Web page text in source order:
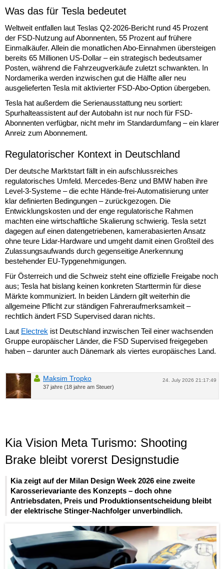
Was das für Tesla bedeutet
Weltweit entfallen laut Teslas Q2-2026-Bericht rund 45 Prozent
der FSD-Nutzung auf Abonnenten, 55 Prozent auf frühere
Einmalkäufer. Allein die monatlichen Abo-Einnahmen übersteigen
bereits 65 Millionen US-Dollar – ein strategisch bedeutsamer
Posten, während die Fahrzeugverkäufe zuletzt schwankten. In
Nordamerika werden inzwischen gut die Hälfte aller neu
ausgelieferten Tesla mit aktivierter FSD-Abo-Option übergeben.
Tesla hat außerdem die Serienausstattung neu sortiert:
Spurhalteassistent auf der Autobahn ist nur noch für FSD-
Abonnenten verfügbar, nicht mehr im Standardumfang – ein klarer
Anreiz zum Abonnement.
Regulatorischer Kontext in Deutschland
Der deutsche Marktstart fällt in ein aufschlussreiches
regulatorisches Umfeld. Mercedes-Benz und BMW haben ihre
Level-3-Systeme – die echte Hände-frei-Automatisierung unter
klar definierten Bedingungen – zurückgezogen. Die
Entwicklungskosten und der enge regulatorische Rahmen
machten eine wirtschaftliche Skalierung schwierig. Tesla setzt
dagegen auf einen datengetriebenen, kamerabasierten Ansatz
ohne teure Lidar-Hardware und umgeht damit einen Großteil des
Zulassungsaufwands durch gegenseitige Anerkennung
bestehender EU-Typgenehmigungen.
Für Österreich und die Schweiz steht eine offizielle Freigabe noch
aus; Tesla hat bislang keinen konkreten Starttermin für diese
Märkte kommuniziert. In beiden Ländern gilt weiterhin die
allgemeine Pflicht zur ständigen Fahreraufmerksamkeit –
rechtlich ändert FSD Supervised daran nichts.
Laut Electrek ist Deutschland inzwischen Teil einer wachsenden
Gruppe europäischer Länder, die FSD Supervised freigegeben
haben – darunter auch Dänemark als viertes europäisches Land.
24. July 2026 21:17:49
Maksim Tropko
37 jahre (18 jahre am Steuer)
Kia Vision Meta Turismo: Shooting
Brake bleibt vorerst Designstudie
Kia zeigt auf der Milan Design Week 2026 eine zweite
Karosserievariante des Konzepts – doch ohne
Antriebsdaten, Preis und Produktionsentscheidung bleibt
der elektrische Stinger-Nachfolger unverbindlich.